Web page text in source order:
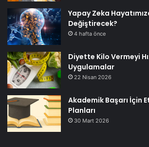
Yapay Zeka
Değiştirecek?
4 hafta önce
Diyette Kilo Vermeyi
Uygulamalar
22 Nisan 2026
Akademik Başarı İçin
Planları
30 Mart 2026